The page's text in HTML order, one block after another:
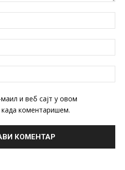
и веб сајт у овом
када коментаришем.